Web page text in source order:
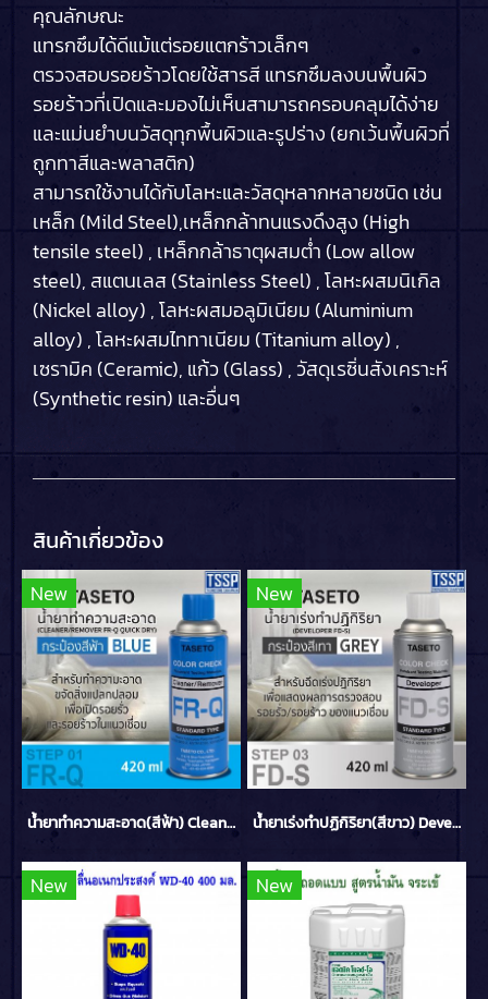
คุณลักษณะ
แทรกซึมได้ดีแม้แต่รอยแตกร้าวเล็กๆ
ตรวจสอบรอยร้าวโดยใช้สารสี แทรกซึมลงบนพื้นผิว
รอยร้าวที่เปิดและมองไม่เห็นสามารถครอบคลุมได้ง่าย
และแม่นยำบนวัสดุทุกพื้นผิวและรูปร่าง (ยกเว้นพื้นผิวที่
ถูกทาสีและพลาสติก)
สามารถใช้งานได้กับโลหะและวัสดุหลากหลายชนิด เช่น
เหล็ก (Mild Steel),เหล็กกล้าทนแรงดึงสูง (High
tensile steel) , เหล็กกล้าธาตุผสมต่ำ (Low allow
steel), สแตนเลส (Stainless Steel) , โลหะผสมนิเกิล
(Nickel alloy) , โลหะผสมอลูมิเนียม (Aluminium
alloy) , โลหะผสมไททาเนียม (Titanium alloy) ,
เซรามิค (Ceramic), แก้ว (Glass) , วัสดุเรซิ่นสังเคราะห์
(Synthetic resin) และอื่นๆ
สินค้าเกี่ยวข้อง
New
น้ำยาทำความสะอาด(สีฟ้า) Cleaner FR-Q 420ml TASETO
New
น้ำยาเร่งทำปฏิกิริยา(สีขาว) Developer FD-S 420ml TASETO
New New